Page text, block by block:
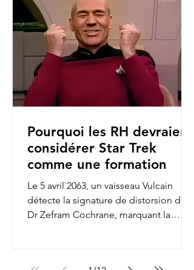
Pourquoi les RH devraient
considérer Star Trek
comme une formation
Le 5 avril 2063, un vaisseau Vulcain
détecte la signature de distorsion du
Dr Zefram Cochrane, marquant la